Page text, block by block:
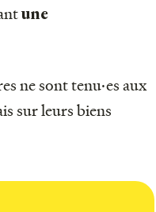
une
ne sont tenu·es aux
sur leurs biens